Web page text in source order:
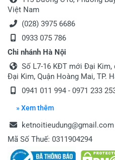
Việt Nam
(028) 3975 6686
0933 075 786
Chi nhánh Hà Nội
Số L7-16 KĐT mới Đại Kim,
Đại Kim, Quận Hoàng Mai, TP.
0941 011 994 - 0971 233
» Xem thêm
ketnoitieudung@gmail.com
Mã Số Thuế: 0311904294